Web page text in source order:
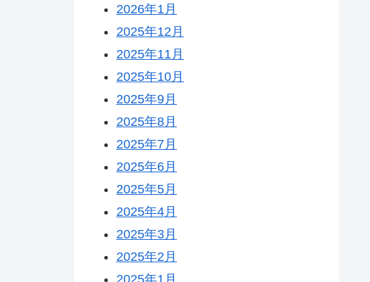
2026年1月
2025年12月
2025年11月
2025年10月
2025年9月
2025年8月
2025年7月
2025年6月
2025年5月
2025年4月
2025年3月
2025年2月
2025年1月